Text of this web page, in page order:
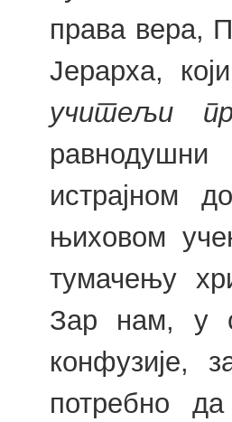
права вера,
Јерарха,
учитељи
истрајном
њиховом
тумачењу
Зар нам, у
конфузије,
потребно